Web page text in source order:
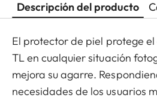
Descripción del producto
El protector de piel protege
TL en cualquier situación
mejora su agarre.
necesidades de los usuarios